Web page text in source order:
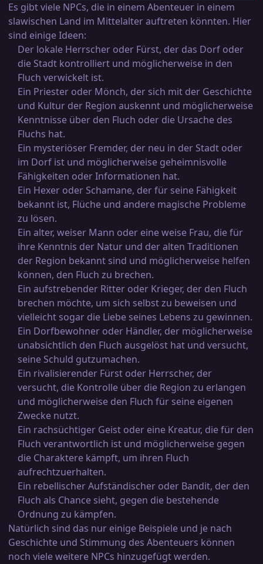
Es gibt viele NPCs, die in einem Abenteuer in einem
slawischen Land im Mittelalter auftreten könnten. Hier
sind einige Ideen:
Der lokale Herrscher oder Fürst, der das Dorf oder
die Stadt kontrolliert und möglicherweise in den
Fluch verwickelt ist.
Ein Priester oder Mönch, der sich mit der Geschichte
und Kultur der Region auskennt und möglicherweise
Kenntnisse über den Fluch oder die Ursache des
Fluchs hat.
Ein mysteriöser Fremder, der neu in der Stadt oder
im Dorf ist und möglicherweise geheimnisvolle
Fähigkeiten oder Informationen hat.
Ein Hexer oder Schamane, der für seine Fähigkeit
bekannt ist, Flüche und andere magische Probleme
zu lösen.
Ein alter, weiser Mann oder eine weise Frau, die für
ihre Kenntnis der Natur und der alten Traditionen
der Region bekannt sind und möglicherweise helfen
können, den Fluch zu brechen.
Ein aufstrebender Ritter oder Krieger, der den Fluch
brechen möchte, um sich selbst zu beweisen und
vielleicht sogar die Liebe seines Lebens zu gewinnen.
Ein Dorfbewohner oder Händler, der möglicherweise
unabsichtlich den Fluch ausgelöst hat und versucht,
seine Schuld gutzumachen.
Ein rivalisierender Fürst oder Herrscher, der
versucht, die Kontrolle über die Region zu erlangen
und möglicherweise den Fluch für seine eigenen
Zwecke nutzt.
Ein rachsüchtiger Geist oder eine Kreatur, die für den
Fluch verantwortlich ist und möglicherweise gegen
die Charaktere kämpft, um ihren Fluch
aufrechtzuerhalten.
Ein rebellischer Aufständischer oder Bandit, der den
Fluch als Chance sieht, gegen die bestehende
Ordnung zu kämpfen.
Natürlich sind das nur einige Beispiele und je nach
Geschichte und Stimmung des Abenteuers können
noch viele weitere NPCs hinzugefügt werden.